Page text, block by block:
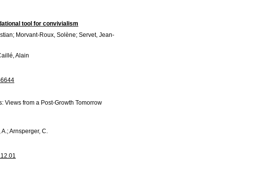
tool for convivialism
Morvant-Roux, Solène; Servet, Jean-
Alain
Views from a Post-Growth Tomorrow
Arnsperger, C.